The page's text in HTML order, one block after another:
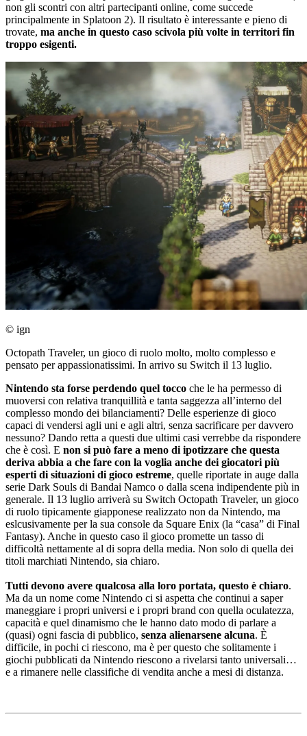
non gli scontri con altri partecipanti online, come succede
principalmente in Splatoon 2). Il risultato è interessante e pieno di
trovate, ma anche in questo caso scivola più volte in territori fin
troppo esigenti.
© ign
Octopath Traveler, un gioco di ruolo molto, molto complesso e
pensato per appassionatissimi. In arrivo su Switch il 13 luglio.
Nintendo sta forse perdendo quel tocco che le ha permesso di
muoversi con relativa tranquillità e tanta saggezza all’interno del
complesso mondo dei bilanciamenti? Delle esperienze di gioco
capaci di vendersi agli uni e agli altri, senza sacrificare per davvero
nessuno? Dando retta a questi due ultimi casi verrebbe da rispondere
che è così. E non si può fare a meno di ipotizzare che questa
deriva abbia a che fare con la voglia anche dei giocatori più
esperti di situazioni di gioco estreme, quelle riportate in auge dalla
serie Dark Souls di Bandai Namco o dalla scena indipendente più in
generale. Il 13 luglio arriverà su Switch Octopath Traveler, un gioco
di ruolo tipicamente giapponese realizzato non da Nintendo, ma
eslcusivamente per la sua console da Square Enix (la “casa” di Final
Fantasy). Anche in questo caso il gioco promette un tasso di
difficoltà nettamente al di sopra della media. Non solo di quella dei
titoli marchiati Nintendo, sia chiaro.
Tutti devono avere qualcosa alla loro portata, questo è chiaro.
Ma da un nome come Nintendo ci si aspetta che continui a saper
maneggiare i propri universi e i propri brand con quella oculatezza,
capacità e quel dinamismo che le hanno dato modo di parlare a
(quasi) ogni fascia di pubblico, senza alienarsene alcuna. È
difficile, in pochi ci riescono, ma è per questo che solitamente i
giochi pubblicati da Nintendo riescono a rivelarsi tanto universali…
e a rimanere nelle classifiche di vendita anche a mesi di distanza.